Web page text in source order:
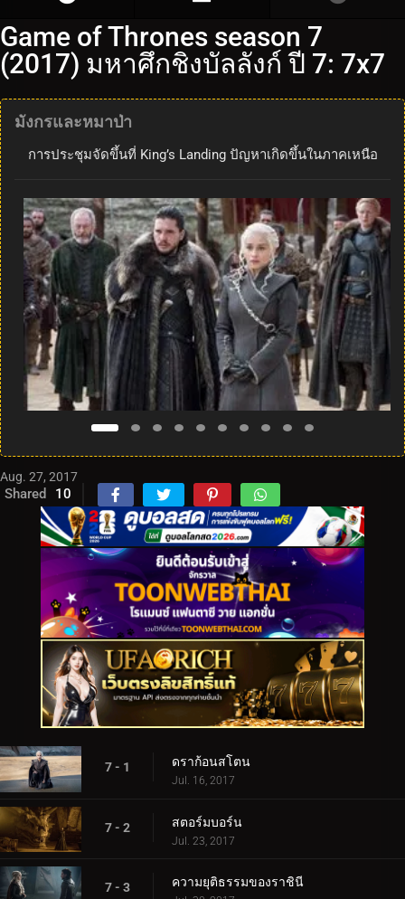
Game of Thrones season 7
(2017) มหาศึกชิงบัลลังก์ ปี 7: 7x7
มังกรและหมาป่า
การประชุมจัดขึ้นที่ King’s Landing ปัญหาเกิดขึ้นในภาคเหนือ
Aug. 27, 2017
Shared 10
7 - 1 ดราก้อนสโตน
Jul. 16, 2017
7 - 2 สตอร์มบอร์น
Jul. 23, 2017
7 - 3 ความยุติธรรมของราชินี